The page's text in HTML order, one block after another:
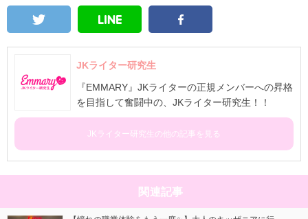
JKライター研究生
『EMMARY』JKライターの正規メンバーへの昇格
を目指して奮闘中の、JKライター研究生！！
JKライター研究生の他の記事を見る
関連記事